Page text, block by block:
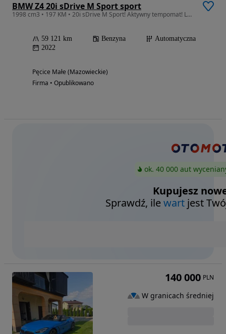
BMW Z4 20i sDrive M Sport sport
1998 cm3 • 197 KM • 20i sDrive M Sport! Aktywny tempomat! LED ! Serwis ASO! rej.2023
59 121 km Benzyna
Automatyczna
2022
Pęcice Małe (Mazowieckie)
Firma • Opublikowano
ok. 40 000 aut
Kupujesz
Sprawdź, ilewart jest
140 000 PLN
W granicach średniej